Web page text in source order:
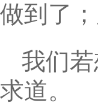
做到了
我们
求道。